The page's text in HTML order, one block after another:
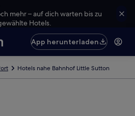
mehr – auf dich warten bis zu
Hotels.
App herunterladen
Hotels nahe Bahnhof Little Sutton